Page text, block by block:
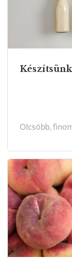
Olcsóbb,